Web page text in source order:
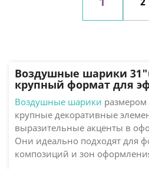
Воздушные шарики
крупный формат для
Воздушные шарики размером
крупные декоративные
выразительные акценты в
Они идеально подходят для
композиций и зон